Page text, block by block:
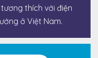
thích với điện
ở Việt Nam.